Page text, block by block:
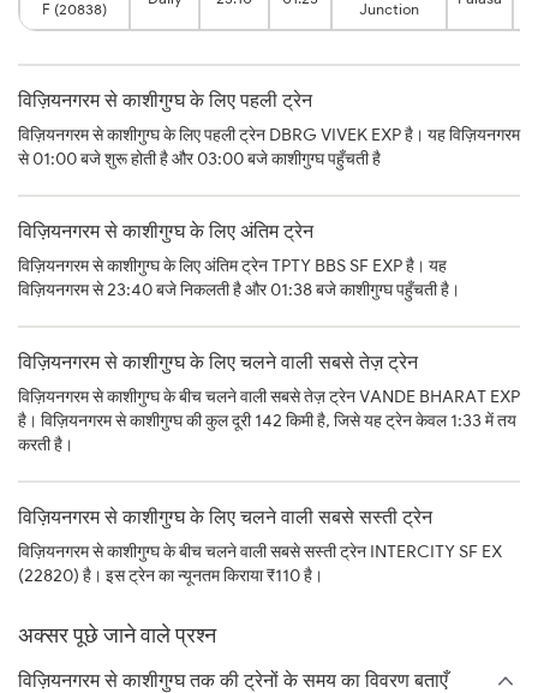
F (20838)
Junction
विज़ियनगरम से काशीगुग्घ के लिए पहली ट्रेन
विज़ियनगरम से काशीगुग्घ के लिए पहली ट्रेन DBRG VIVEK EXP है। यह विज़ियनगरम
से 01:00 बजे शुरू होती है और 03:00 बजे काशीगुग्घ पहुँचती है
विज़ियनगरम से काशीगुग्घ के लिए अंतिम ट्रेन
विज़ियनगरम से काशीगुग्घ के लिए अंतिम ट्रेन TPTY BBS SF EXP है। यह
विज़ियनगरम से 23:40 बजे निकलती है और 01:38 बजे काशीगुग्घ पहुँचती है।
विज़ियनगरम से काशीगुग्घ के लिए चलने वाली सबसे तेज़ ट्रेन
विज़ियनगरम से काशीगुग्घ के बीच चलने वाली सबसे तेज़ ट्रेन VANDE BHARAT EXP
है। विज़ियनगरम से काशीगुग्घ की कुल दूरी 142 किमी है, जिसे यह ट्रेन केवल 1:33 में तय
करती है।
विज़ियनगरम से काशीगुग्घ के लिए चलने वाली सबसे सस्ती ट्रेन
विज़ियनगरम से काशीगुग्घ के बीच चलने वाली सबसे सस्ती ट्रेन INTERCITY SF EX
(22820) है। इस ट्रेन का न्यूनतम किराया ₹110 है।
अक्सर पूछे जाने वाले प्रश्न
विज़ियनगरम से काशीगुग्घ तक की ट्रेनों के समय का विवरण बताएँ